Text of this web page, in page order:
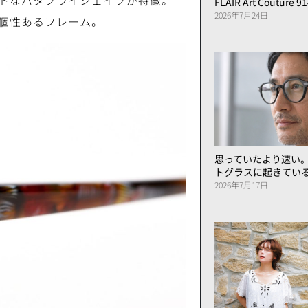
あるフレーム。
2026年7月24日
思っていたより速い
トグラスに起きてい
2026年7月17日